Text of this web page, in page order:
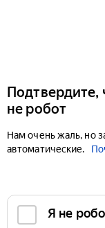
Подтвердите,
не робот
Нам очень жаль, но
автоматические.